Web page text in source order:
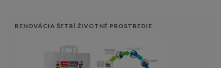
RENOVÁCIA ŠETRÍ ŽIVOTNÉ PROSTREDIE